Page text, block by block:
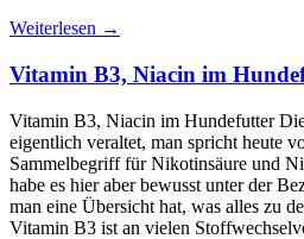
Weiterlesen →
Vitamin B3, Niacin im
Vitamin B3, Niacin im Hundefutter
eigentlich veraltet, man spricht heute
Sammelbegriff für Nikotinsäure und
habe es hier aber bewusst unter der
man eine Übersicht hat, was alles zu
Vitamin B3 ist an vielen